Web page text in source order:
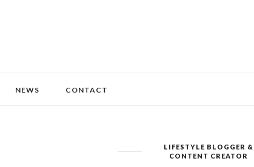
NEWS CONTACT
LIFESTYLE BLOGGER &
CONTENT CREATOR